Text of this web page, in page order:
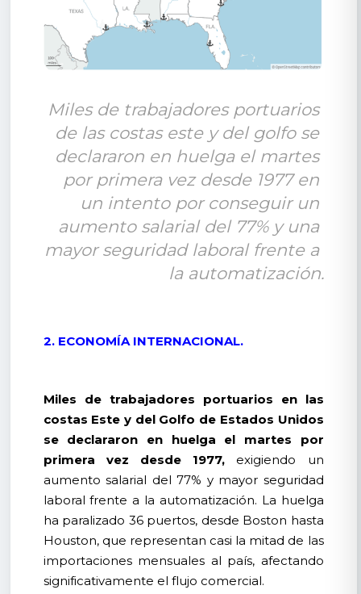
Miles de trabajadores portuarios
de las costas este y del golfo se
declararon en huelga el martes
por primera vez desde 1977 en
un intento por conseguir un
aumento salarial del 77% y una
mayor seguridad laboral frente a
la automatización.
2. ECONOMÍA INTERNACIONAL.
Miles de trabajadores portuarios en las
costas Este y del Golfo de Estados Unidos
se declararon en huelga el martes por
primera vez desde 1977, exigiendo un
aumento salarial del 77% y mayor seguridad
laboral frente a la automatización. La huelga
ha paralizado 36 puertos, desde Boston hasta
Houston, que representan casi la mitad de las
importaciones mensuales al país, afectando
significativamente el flujo comercial.